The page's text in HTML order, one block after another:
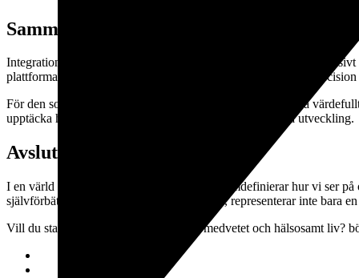
Sammanfattning: Digitala Verktyg för en
Integration av teknik i personlig utveckling är inte längre ett
plattformar gör det möjligt för fler att nå sina mål med större
För den som är nyfiken på att ta sina första steg kan det vara
upptäcka hur teknologi kan bli en partner i din personliga utveckling.
Avslutande Reflektioner
I en värld där data och teknik kontinuerligt omdefinierar hur vi ser
självförbättring, såsom Brethiums plattform, representerar inte bara
Vill du starta din egen resa mot ett mer medvetet och hälsosamt